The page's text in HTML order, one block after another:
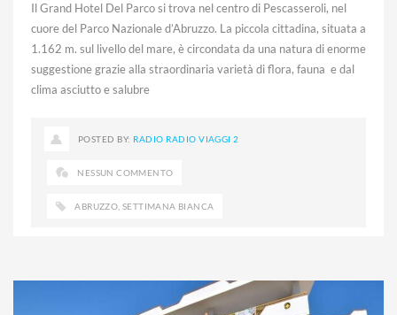
Il Grand Hotel Del Parco si trova nel centro di Pescasseroli, nel
cuore del Parco Nazionale d’Abruzzo. La piccola cittadina, situata a
1.162 m. sul livello del mare, è circondata da una natura di enorme
suggestione grazie alla straordinaria varietà di flora, fauna e dal
clima asciutto e salubre
POSTED BY: RADIO RADIO VIAGGI 2
NESSUN COMMENTO
ABRUZZO,SETTIMANA BIANCA